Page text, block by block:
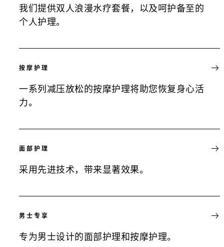
我们提供双人浪漫水疗套餐，以及呵护备至的
个人护理。
按摩护理
一系列减压放松的按摩护理将助您恢复身心活
力。
面部护理
采用先进技术，带来显著效果。
男士专享
专为男士设计的面部护理和按摩护理。